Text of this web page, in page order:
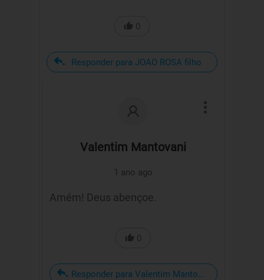
0
Responder para JOAO ROSA filho
Valentim Mantovani
1 ano ago
Amém! Deus abençoe.
0
Responder para Valentim Mantovani